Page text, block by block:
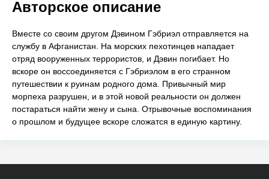
Авторское описание
Вместе со своим другом Дэвином Гэбриэл отправляется на
службу в Афганистан. На морских пехотинцев нападает
отряд вооруженных террористов, и Дэвин погибает. Но
вскоре он воссоединяется с Гэбриэлом в его странном
путешествии к руинам родного дома. Привычный мир
морпеха разрушен, и в этой новой реальности он должен
постараться найти жену и сына. Отрывочные воспоминания
о прошлом и будущее вскоре сложатся в единую картину.